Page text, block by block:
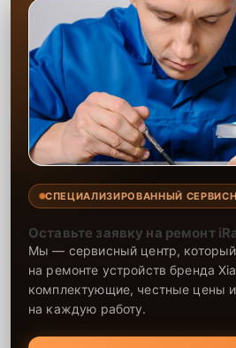
СПЕЦИАЛИЗИРОВАННЫЙ
Оставьте заявку на ремонт
Мы — сервисный центр, который
на ремонте устройств бренда
комплектующие, честные цены и
на каждую работу.